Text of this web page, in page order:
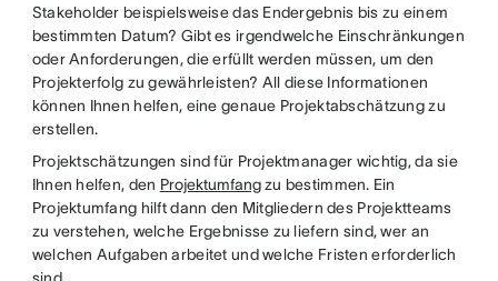
Stakeholder beispielsweise das Endergebnis bis zu einem
bestimmten Datum? Gibt es irgendwelche Einschränkungen
oder Anforderungen, die erfüllt werden müssen, um den
Projekterfolg zu gewährleisten? All diese Informationen
können Ihnen helfen, eine genaue Projektabschätzung zu
erstellen.
Projektschätzungen sind für Projektmanager wichtig, da sie
Ihnen helfen, den Projektumfangzu bestimmen. Ein
Projektumfang hilft dann den Mitgliedern des Projektteams
zu verstehen, welche Ergebnisse zu liefern sind, wer an
welchen Aufgaben arbeitet und welche Fristen erforderlich